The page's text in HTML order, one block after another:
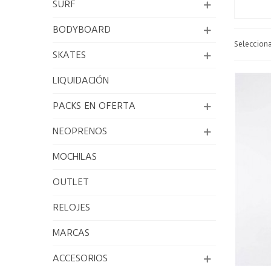
SURF
BODYBOARD
SKATES
LIQUIDACIÓN
PACKS EN OFERTA
NEOPRENOS
MOCHILAS
OUTLET
RELOJES
MARCAS
ACCESORIOS